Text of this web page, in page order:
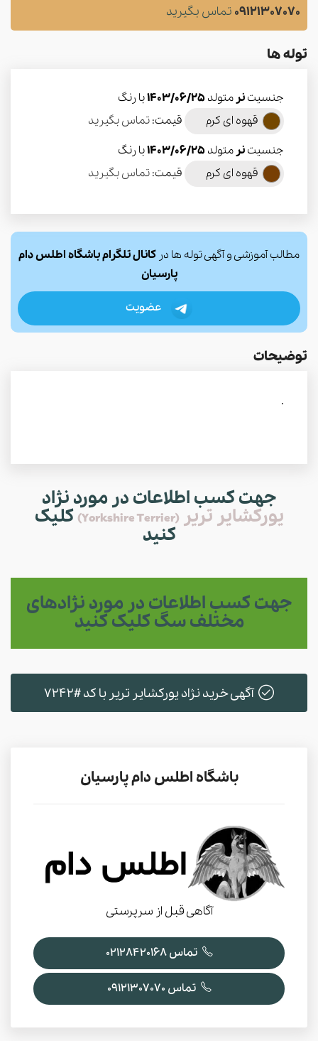
09121307070 تماس بگیرید
توله ها
جنسیتنرمتولد1403/06/25با رنگ
قهوه ای کرم
قیمت:تماس بگیرید
جنسیتنرمتولد1403/06/25با رنگ
قهوه ای کرم
قیمت:تماس بگیرید
مطالب آموزشی و آگهی توله ها در کانال تلگرام باشگاه اطلس دام
پارسیان
عضویت
توضیحات
.
جهت کسب اطلاعات در مورد نژاد
یورکشایر تریر (Yorkshire Terrier) کلیک
کنید
جهت کسب اطلاعات در مورد نژادهای
مختلف سگ کلیک کنید
آگهی خرید نژاد یورکشایر تریر با کد #7242
باشگاه اطلس دام پارسیان
آگاهی قبل از سرپرستی
تماس 02128420168
تماس 09121307070